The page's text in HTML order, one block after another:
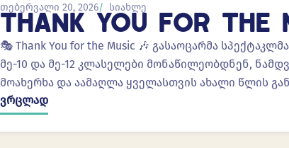
თებერვალი 20, 2026 სიახლე
THANK YOU FOR THE
🎭 Thank You for the Music 🎶 გასაოცარმა
მე-10 და მე-12 კლასელები მონაწილეობდნენ,
მოახერხა და აამაღლა ყველასთვის ახალი წლის
ვრცლად